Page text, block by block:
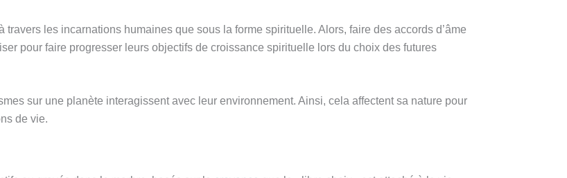
travers les incarnations humaines que sous la forme spirituelle. Alors, faire des accords d’âme
pour faire progresser leurs objectifs de croissance spirituelle lors du choix des futures
sur une planète interagissent avec leur environnement. Ainsi, cela affectent sa nature pour
de vie.